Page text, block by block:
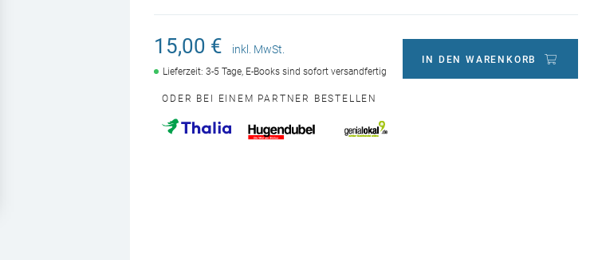
15,00 € inkl. MwSt.
Lieferzeit: 3-5 Tage, E-Books sind sofort versandfertig
IN DEN WARENKORB
ODER BEI EINEM PARTNER BESTELLEN